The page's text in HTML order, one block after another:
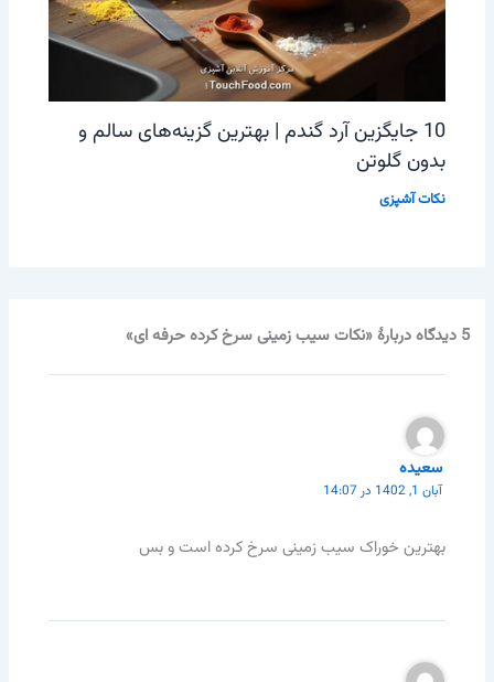
10 جایگزین آرد گندم | بهترین گزینه‌های سالم و
بدون گلوتن
نکات آشپزی
5 دیدگاه دربارهٔ «نکات سیب زمینی سرخ کرده حرفه ای»
سعیده
آبان 1, 1402 در 14:07
بهترین خوراک سیب زمینی سرخ کرده است و بس